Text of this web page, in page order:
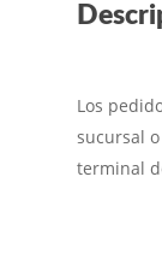
Los
sucursal o
terminal